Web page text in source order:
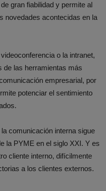
gran fiabilidad y permite al
novedades acontecidas en la
o la intranet,
de las herramientas más
empresarial, por
potenciar el sentimiento
comunicación interna sigue
la PYME en el siglo XXI. Y es
cliente interno, difícilmente
a los clientes externos.